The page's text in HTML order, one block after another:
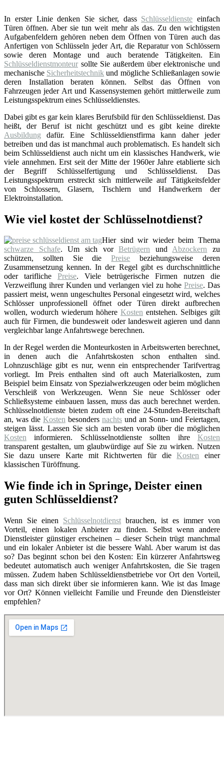
In erster Linie denken Sie sicher, dass Schlüsseldienste einfach
Türen öffnen. Aber sie tun weit mehr als das. Zu den wichtigsten
Aufgabenfeldern gehören neben dem Öffnen von Türen auch das
Anfertigen von Schlüsseln jeder Art, die Reparatur von Schlössern
sowie deren Montage und auch beratende Tätigkeiten. Ein
Schlüsseldienstmonteur sollte Sie außerdem über elektronische und
mechanische Sicherheitstechnik und mögliche Schließanlagen sowie
deren Installation beraten können. Selbst das Öffnen von
Fahrzeugen jeder Art und Kassensystemen gehört mittlerweile zum
Leistungsspektrum eines Schlüsseldienstes.
Dabei gibt es gar kein klares Berufsbild für den Schlüsseldienst. Das
heißt, der Beruf ist nicht geschützt und es gibt keine direkte
Ausbildung dafür. Eine Schlüsseldienstfirma kann daher jeder
betreiben und das ist manchmal auch problematisch. Es handelt sich
beim Schlüsseldienst auch nicht um ein klassisches Handwerk, wie
viele annehmen. Erst seit der Mitte der 1960er Jahre etablierte sich
der Begriff Schlüsselfertigung und Schlüsseldienst. Das
Leistungsspektrum erstreckt sich mittlerweile auf Tätigkeitsfelder
von Schlossern, Glasern, Tischlern und Handwerkern der
Elektroinstallation.
Wie viel kostet der Schlüsselnotdienst?
Hier sind wir wieder beim Thema
schwarze Schafe. Um sich vorBetrügern undAbzockern zu
schützen, sollten Sie diePreise beziehungsweise deren
Zusammensetzung kennen. In der Regel gibt es durchschnittliche
oder tarifliche Preise. Viele betrügerische Firmen nutzen die
Verzweiflung ihrer Kunden und verlangen viel zu hohe Preise. Das
passiert meist, wenn ungeschultes Personal eingesetzt wird, welches
Schlösser unprofessionell öffnet oder Türen direkt aufbrechen
wollen, wodurch wiederum höhere Kosten entstehen. Selbiges gilt
auch für Firmen, die bundesweit oder landesweit agieren und dann
vergleichbar lange Anfahrtswege berechnen.
In der Regel werden die Monteurkosten in Arbeitswerten berechnet,
in denen auch die Anfahrtskosten schon enthalten sind.
Lohnzuschläge gibt es nur, wenn ein entsprechender Tarifvertrag
vorliegt. Im Preis enthalten sind oft auch Materialkosten, zum
Beispiel beim Einsatz von Spezialwerkzeugen oder beim möglichen
Verschleiß von Werkzeugen. Wenn Sie neue Schlösser oder
Schließsysteme einbauen lassen, muss das auch berechnet werden.
Schlüsselnotdienste bieten zudem oft eine 24-Stunden-Bereitschaft
an, was die Kosten besonders nachts und an Sonn- und Feiertagen,
steigen lässt. Lassen Sie sich am besten vorab über die möglichen
Kosten informieren. Schlüsselnotdienste sollten ihre Kosten
transparent gestalten, um glaubwürdige auf Sie zu wirken. Nutzen
Sie dazu unsere Karte mit Richtwerten für dieKosten einer
klassischen Türöffnung.
Wie finde ich in Springe, Deister einen
guten Schlüsseldienst?
Wenn Sie einen Schlüsselnotdienst brauchen, ist es immer von
Vorteil, einen lokalen Anbieter zu finden. Selbst wenn andere
Dienstleister günstiger erscheinen – dieser Schein trügt manchmal
und ein lokaler Anbieter ist die bessere Wahl. Aber warum ist das
so? Das beginnt schon bei den Kosten: Ein kürzerer Anfahrtsweg
bedeutet automatisch auch weniger Anfahrtskosten, die Sie tragen
müssen. Zudem haben Schlüsseldienstbetriebe vor Ort den Vorteil,
dass man sich direkt über sie informieren kann. Wie ist das Image
vor Ort? Können vielleicht Familie und Freunde den Dienstleister
empfehlen?